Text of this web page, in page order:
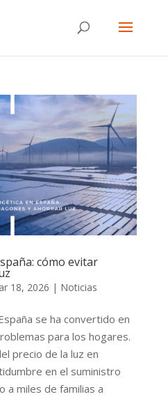
cómo evitar
18, 2026 | Noticias
se ha convertido en
para los hogares.
precio de la luz en
en el suministro
a miles de familias a